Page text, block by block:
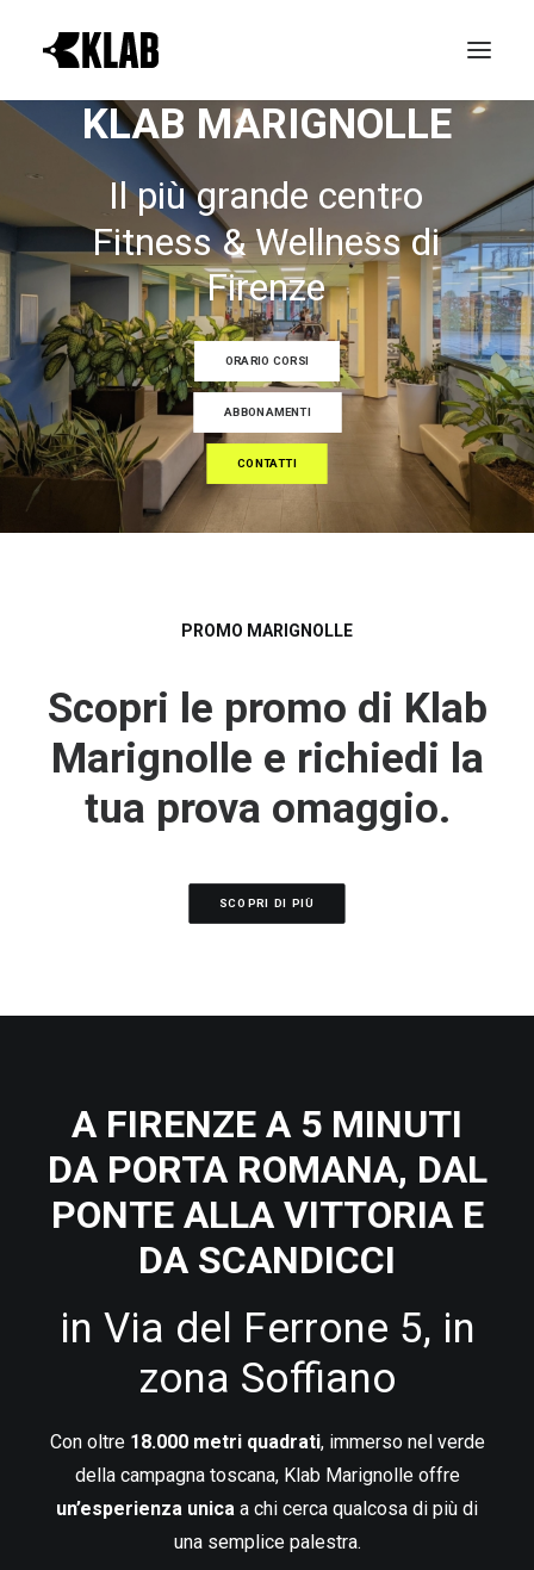
PROVA GRATIS
LE REALTÀ KLAB
ATTIVITÀ
ORARI CORSI
NEWS & EVENTI
CONTATTI
ABBONAMENTI
KLAB MARIGNOLLE
Il più grande centro
Fitness & Wellness di
Firenze
ORARIO CORSI
ABBONAMENTI
CONTATTI
PROMO MARIGNOLLE
Scopri le promo di Klab
Marignolle e richiedi la
tua prova omaggio.
SCOPRI DI PIÙ
A FIRENZE A 5 MINUTI
DA PORTA ROMANA, DAL
PONTE ALLA VITTORIA E
DA SCANDICCI
in Via del Ferrone 5, in
zona Soffiano
Con oltre 18.000 metri quadrati, immerso nel verde
della campagna toscana, Klab Marignolle offre
un’esperienza unica a chi cerca qualcosa di più di
una semplice palestra.